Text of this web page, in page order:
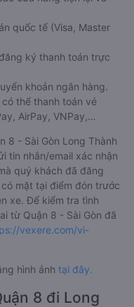
quốc tế (Visa, Master
ký thanh toán trực
khoản ngân hàng.
thể thanh toán vé
AirPay, VNPay,…
8 - Sài Gòn Long Thành
tin nhắn/email xác nhận
quý khách đã đăng
mặt tại điểm đón trước
xe. Để kiểm tra tình
từ Quận 8 - Sài Gòn đã
vexere.com/vi-
hình ảnh tại đây.
8 đi Long